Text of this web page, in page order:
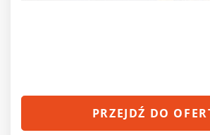
PRZEJDŹ DO